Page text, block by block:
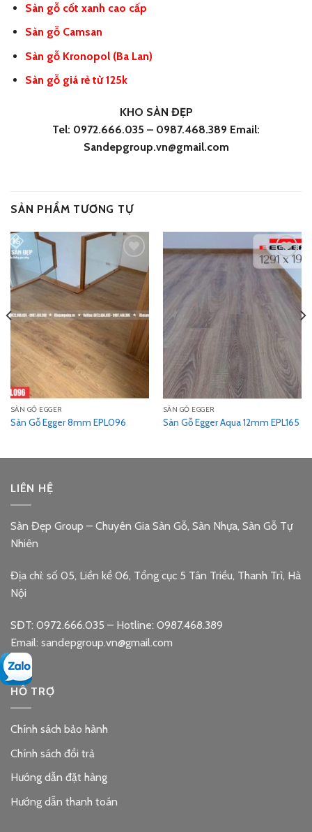
Sàn gỗ cốt xanh cao cấp
Sàn gỗ Camsan
Sàn gỗ Kronopol (Ba Lan)
Sàn gỗ giá rẻ từ 125k
KHO SÀN ĐẸP
Tel: 0972.666.035 – 0987.468.389 Email:
Sandepgroup.vn@gmail.com
SẢN PHẨM TƯƠNG TỰ
Add
SÀN GỖ EGGER
Sàn Gỗ Egger 8mm EPL096
Add
to
wishlist
SÀN GỖ EGGER
Sàn Gỗ Egger Aqua 12mm EPL165
LIÊN HỆ
Sàn Đẹp Group – Chuyên Gia Sàn Gỗ, Sàn Nhựa, Sàn Gỗ Tự
Nhiên
Địa chỉ: số 05, Liền kề 06, Tổng cục 5 Tân Triều, Thanh Trì, Hà
Nội
SĐT: 0972.666.035 – Hotline: 0987.468.389
Email: sandepgroup.vn@gmail.com
HỖ TRỢ
Chính sách bảo hành
Chính sách đổi trả
Hướng dẫn đặt hàng
Hướng dẫn thanh toán